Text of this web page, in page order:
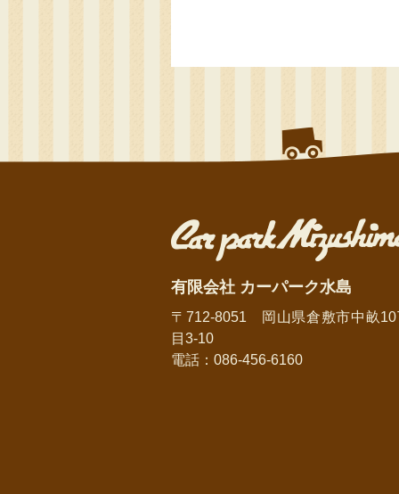
有限会社 カーパーク水島
〒712-8051 岡山県倉敷市中畝10
目3-10
電話：086-456-6160